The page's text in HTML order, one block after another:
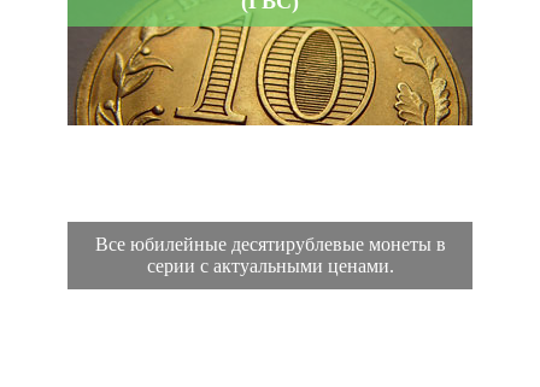
Все юбилейные десятирублевые монеты в
серии с актуальными ценами.